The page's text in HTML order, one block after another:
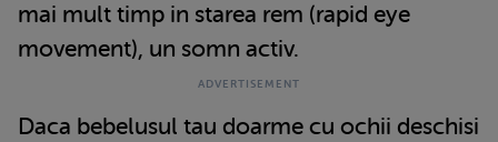
mai mult timp in starea rem (rapid eye
movement), un somn activ.
Daca bebelusul tau doarme cu ochii deschisi